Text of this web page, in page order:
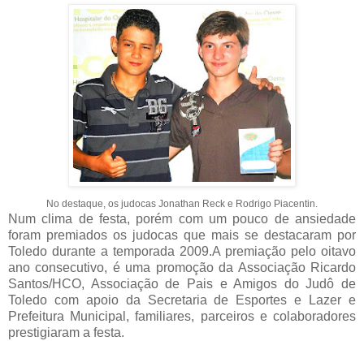
No destaque, os judocas Jonathan Reck e Rodrigo Piacentin.
Num clima de festa, porém com um pouco de ansiedade
foram premiados os judocas que mais se destacaram por
Toledo durante a temporada 2009.A premiação pelo oitavo
ano consecutivo, é uma promoção da Associação Ricardo
Santos/HCO, Associação de Pais e Amigos do Judô de
Toledo com apoio da Secretaria de Esportes e Lazer e
Prefeitura Municipal, familiares, parceiros e colaboradores
prestigiaram a festa.